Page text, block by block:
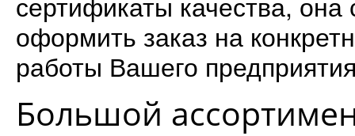
оформить заказ на
работы Вашего
Большой